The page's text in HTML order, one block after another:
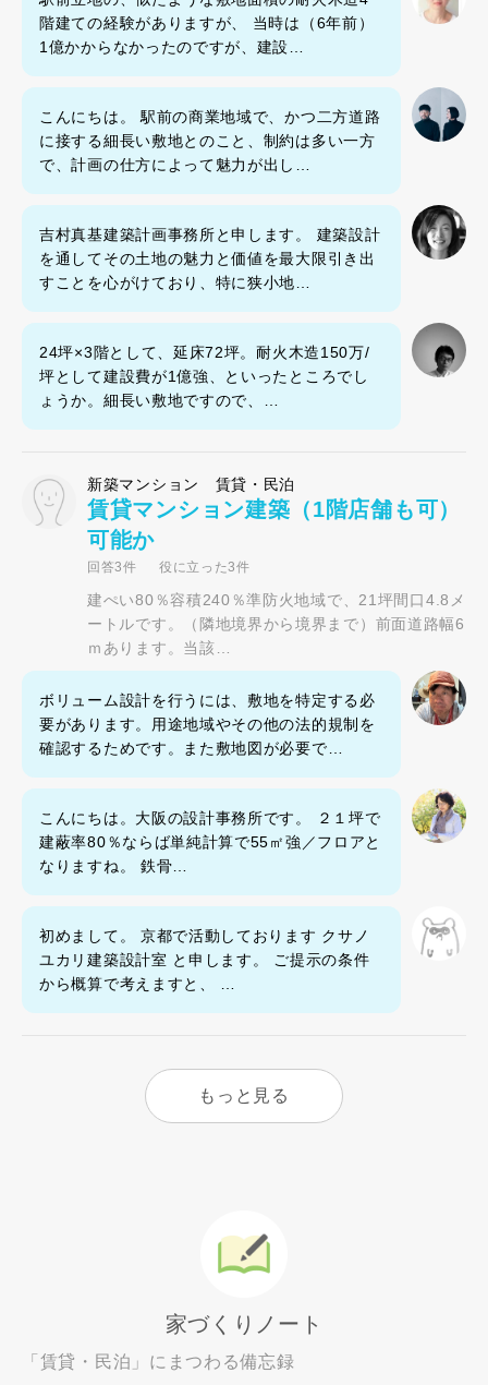
階建ての経験がありますが、 当時は（6年前）
1億かからなかったのですが、建設…
こんにちは。 駅前の商業地域で、かつ二方道路
に接する細長い敷地とのこと、制約は多い一方
で、計画の仕方によって魅力が出し…
吉村真基建築計画事務所と申します。 建築設計
を通してその土地の魅力と価値を最大限引き出
すことを心がけており、特に狭小地…
24坪×3階として、延床72坪。耐火木造150万/
坪として建設費が1億強、といったところでし
ょうか。細長い敷地ですので、…
新築マンション 賃貸・民泊
賃貸マンション建築（1階店舗も可）
可能か
回答3件 役に立った3件
建ぺい80％容積240％準防火地域で、21坪間口4.8メ
ートルです。（隣地境界から境界まで）前面道路幅6
ｍあります。当該…
ボリューム設計を行うには、敷地を特定する必
要があります。用途地域やその他の法的規制を
確認するためです。また敷地図が必要で…
こんにちは。大阪の設計事務所です。 ２１坪で
建蔽率80％ならば単純計算で55㎡強／フロアと
なりますね。 鉄骨…
初めまして。 京都で活動しております クサノ
ユカリ建築設計室 と申します。 ご提示の条件
から概算で考えますと、 …
もっと見る
家づくりノート
「賃貸・民泊」にまつわる備忘録